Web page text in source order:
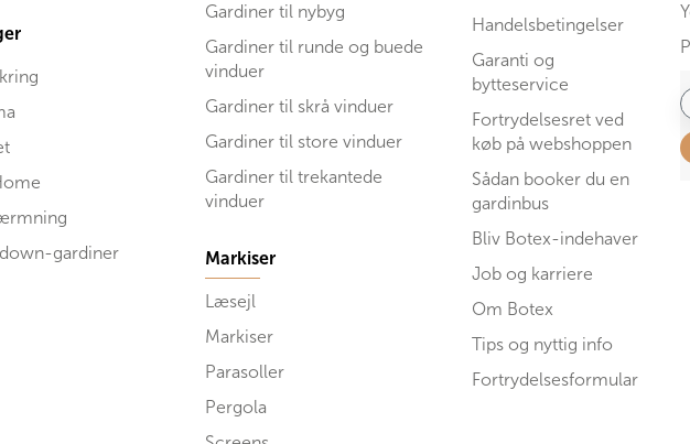
gardiner
Gardiner til nybyg
Gardiner til runde og buede
vinduer
Gardiner til skrå vinduer
Gardiner til store vinduer
Gardiner til trekantede
vinduer
Markiser
Læsejl
Markiser
Parasoller
Pergola
Handelsbetingelser
Garanti og
bytteservice
Fortrydelsesret ved
køb på webshoppen
Sådan booker du en
gardinbus
Bliv Botex-indehaver
Job og karriere
Om Botex
Tips og nyttig info
Fortrydelsesformular